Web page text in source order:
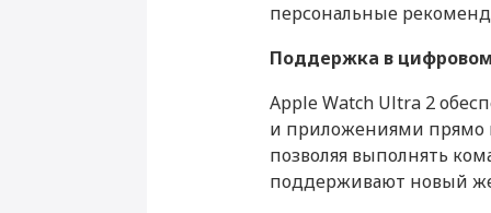
персональные
Поддержка в
Apple Watch Ultra 2
и приложениями прямо
позволяя выполнять
поддерживают новый
Производитель
Страна производитель
Габариты
Высота (мм)
Ширина (мм)